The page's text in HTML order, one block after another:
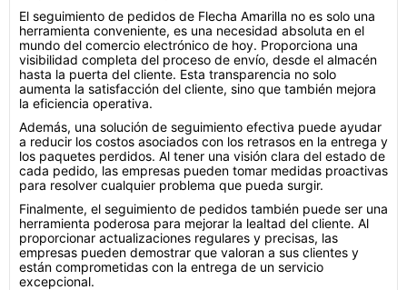
El seguimiento de pedidos de Flecha Amarilla no es solo una
herramienta conveniente, es una necesidad absoluta en el
mundo del comercio electrónico de hoy. Proporciona una
visibilidad completa del proceso de envío, desde el almacén
hasta la puerta del cliente. Esta transparencia no solo
aumenta la satisfacción del cliente, sino que también mejora
la eficiencia operativa.
Además, una solución de seguimiento efectiva puede ayudar
a reducir los costos asociados con los retrasos en la entrega y
los paquetes perdidos. Al tener una visión clara del estado de
cada pedido, las empresas pueden tomar medidas proactivas
para resolver cualquier problema que pueda surgir.
Finalmente, el seguimiento de pedidos también puede ser una
herramienta poderosa para mejorar la lealtad del cliente. Al
proporcionar actualizaciones regulares y precisas, las
empresas pueden demostrar que valoran a sus clientes y
están comprometidas con la entrega de un servicio
excepcional.